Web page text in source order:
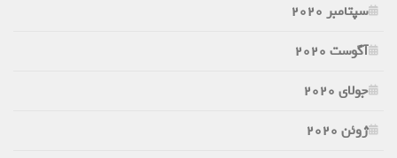
سپتامبر 2020
آگوست 2020
جولای 2020
ژوئن 2020